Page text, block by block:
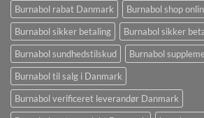
Burnabol rabat Danmark
Burnabol shop
Burnabol sikker betaling
Burnabol sikker
Burnabol sundhedstilskud
Burnabol
Burnabol til salg i Danmark
Burnabol verificeret leverandør Danmark